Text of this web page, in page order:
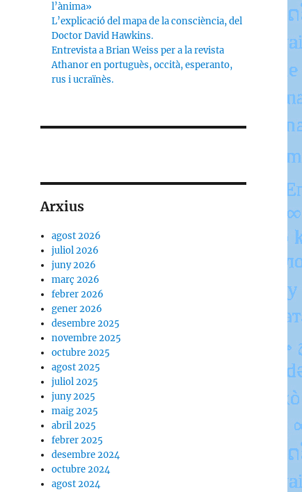
l’ànima»
L’explicació del mapa de la consciència, del
Doctor David Hawkins.
Entrevista a Brian Weiss per a la revista
Athanor en portuguès, occità, esperanto,
rus i ucraïnès.
Arxius
agost 2026
juliol 2026
juny 2026
març 2026
febrer 2026
gener 2026
desembre 2025
novembre 2025
octubre 2025
agost 2025
juliol 2025
juny 2025
maig 2025
abril 2025
febrer 2025
desembre 2024
octubre 2024
agost 2024